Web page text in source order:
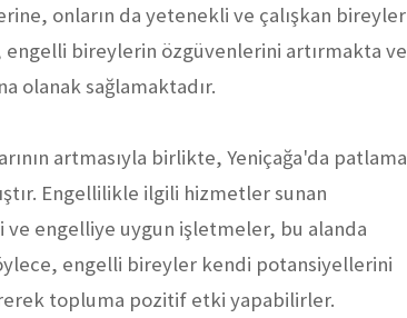
onların da yetenekli ve çalışkan bireyler
bireylerin özgüvenlerini artırmakta ve
olanak sağlamaktadır.
artmasıyla birlikte, Yeniçağa'da patlama
Engellilikle ilgili hizmetler sunan
engelliye uygun işletmeler, bu alanda
engelli bireyler kendi potansiyellerini
topluma pozitif etki yapabilirler.